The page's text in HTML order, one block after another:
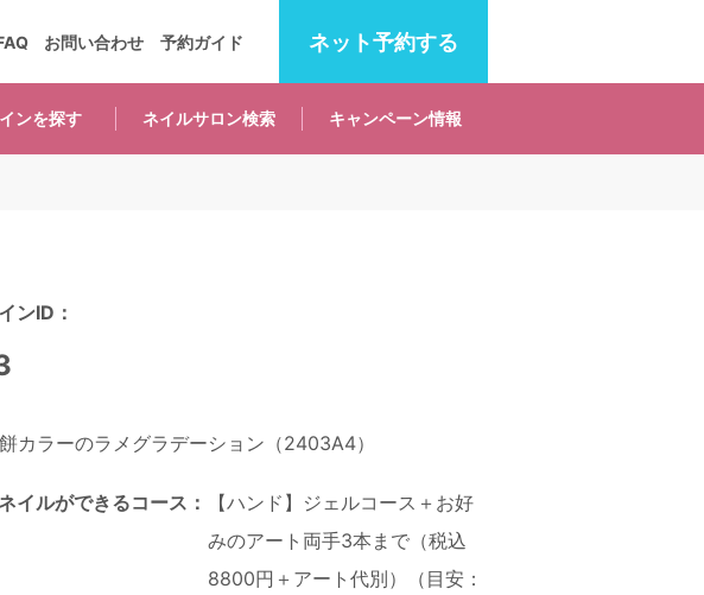
ネット予約する
ンを探す ネイルサロン検索 キャンペーン情報
お問い合わせ 予約ガイド
ンID：
カラーのラメグラデーション（2403A4）
イルができるコース：
【ハンド】ジェルコース＋お好
みのアート両手3本まで（税込
8800円＋アート代別）（目安：